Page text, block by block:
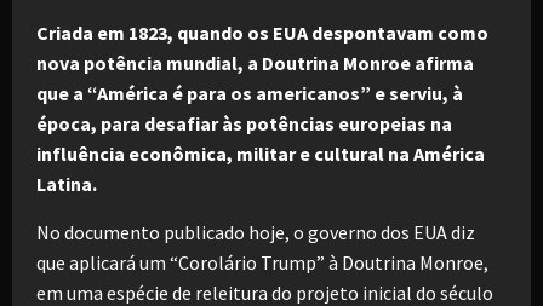
Criada em 1823, quando os EUA despontavam como
nova potência mundial, a Doutrina Monroe afirma
que a “América é para os americanos” e serviu, à
época, para desafiar às potências europeias na
influência econômica, militar e cultural na América
Latina.
No documento publicado hoje, o governo dos EUA diz
que aplicará um “Corolário Trump” à Doutrina Monroe,
em uma espécie de releitura do projeto inicial do século